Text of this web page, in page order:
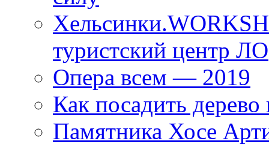
туристский центр ЛО
Опера всем — 2019
Как посадить дерево
Памятника Хосе